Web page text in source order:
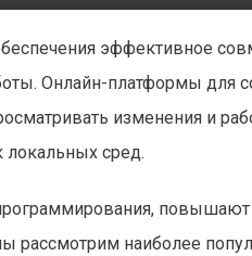
эффективное
Онлайн-платформы для
изменения и
локальных сред.
рассмотрим наиболее